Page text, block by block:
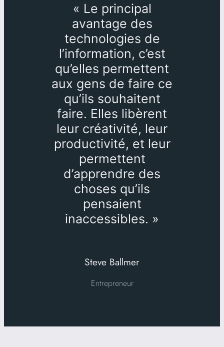
« Le principal
avantage des
technologies de
l’information, c’est
qu’elles permettent
aux gens de faire ce
qu’ils souhaitent
faire. Elles libèrent
leur créativité, leur
productivité, et leur
permettent
d’apprendre des
choses qu’ils
pensaient
inaccessibles. »
Steve Ballmer
Entrepreneur